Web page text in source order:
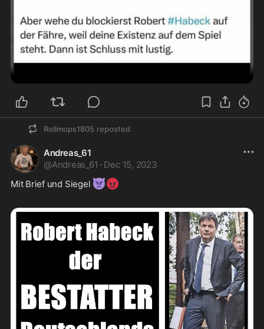
Rollmops1805 reposted
Andreas_61
@Andreas_61 · Dec 15, 2023
Mit Brief und Siegel 👿😡